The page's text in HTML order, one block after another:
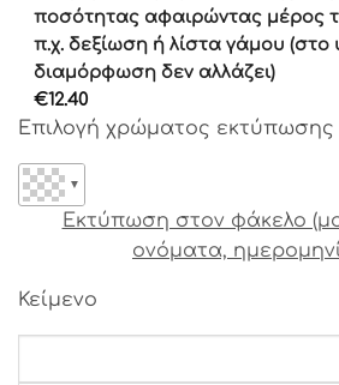
Γραμματοσειρά 16
Γραμματοσειρά 17
Γραμματοσειρά 18
Γραμματοσειρά 19
Γραμματοσειρά 21
ποσότητας αφαιρώντας μέρος
π.χ. δεξίωση ή λίστα γάμου (στο
διαμόρφωση δεν αλλάζει)
€12.40
Επιλογή χρώματος εκτύπωσης
▼
Εκτύπωση στον φάκελο
ονόματα,
Κείμενο